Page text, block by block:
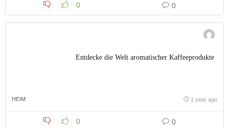
0 0
Entdecke die Welt aromatischer Kaffeeprodukte
HEIM 1 year ago
0 0